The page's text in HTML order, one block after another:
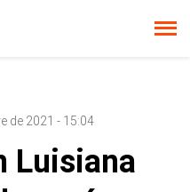
de 2021 - 15:04
Luisiana